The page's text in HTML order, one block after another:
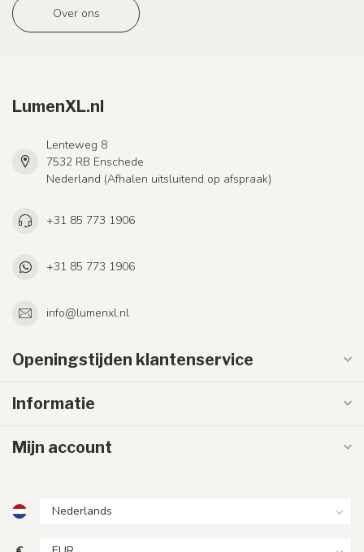
Over ons
LumenXL.nl
Lenteweg 8
7532 RB Enschede
Nederland (Afhalen uitsluitend op afspraak)
+31 85 773 1906
+31 85 773 1906
info@lumenxl.nl
Openingstijden klantenservice
Informatie
Mijn account